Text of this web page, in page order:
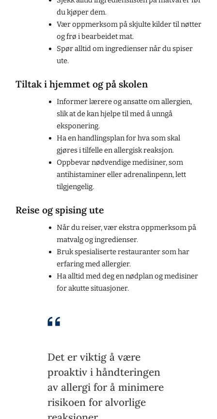
du kjøper dem.
Vær oppmerksom på skjulte kilder til nøtter
og frø i bearbeidet mat.
Spør alltid om ingredienser når du spiser
ute.
Tiltak i hjemmet og på skolen
Informer lærere og ansatte om allergien,
slik at de kan hjelpe til med å unngå
eksponering.
Ha en handlingsplan for hva som skal
gjøres i tilfelle en allergisk reaksjon.
Oppbevar nødvendige medisiner, som
antihistaminer eller adrenalinpenn, lett
tilgjengelig.
Reise og spising ute
Når du reiser, vær ekstra oppmerksom på
matvalg og ingredienser.
Bruk spesialiserte restauranter som har
erfaring med allergier.
Ha alltid med deg en nødplan og medisiner
for akutte situasjoner.
Det er viktig å være
proaktiv i håndteringen
av allergi for å minimere
risikoen for alvorlige